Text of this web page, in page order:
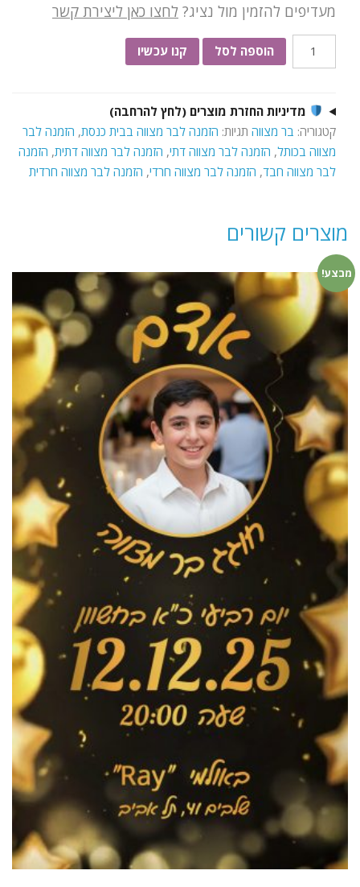
מעדיפים להזמין מול נציג? לחצו כאן ליצירת קשר
דיגיטלית
מצווה
דתית/חרדית
"בניה"
הוספה לסל קנו עכשיו
מדיניות החזרת מוצרים (לחץ להרחבה)
קטגוריה: בר מצווה תגיות: הזמנה לבר מצווה בבית כנסת, הזמנה לבר
מצווה בכותל, הזמנה לבר מצווה דתי, הזמנה לבר מצווה דתית, הזמנה
לבר מצווה חבד, הזמנה לבר מצווה חרדי, הזמנה לבר מצווה חרדית
מוצרים קשורים
מבצע!